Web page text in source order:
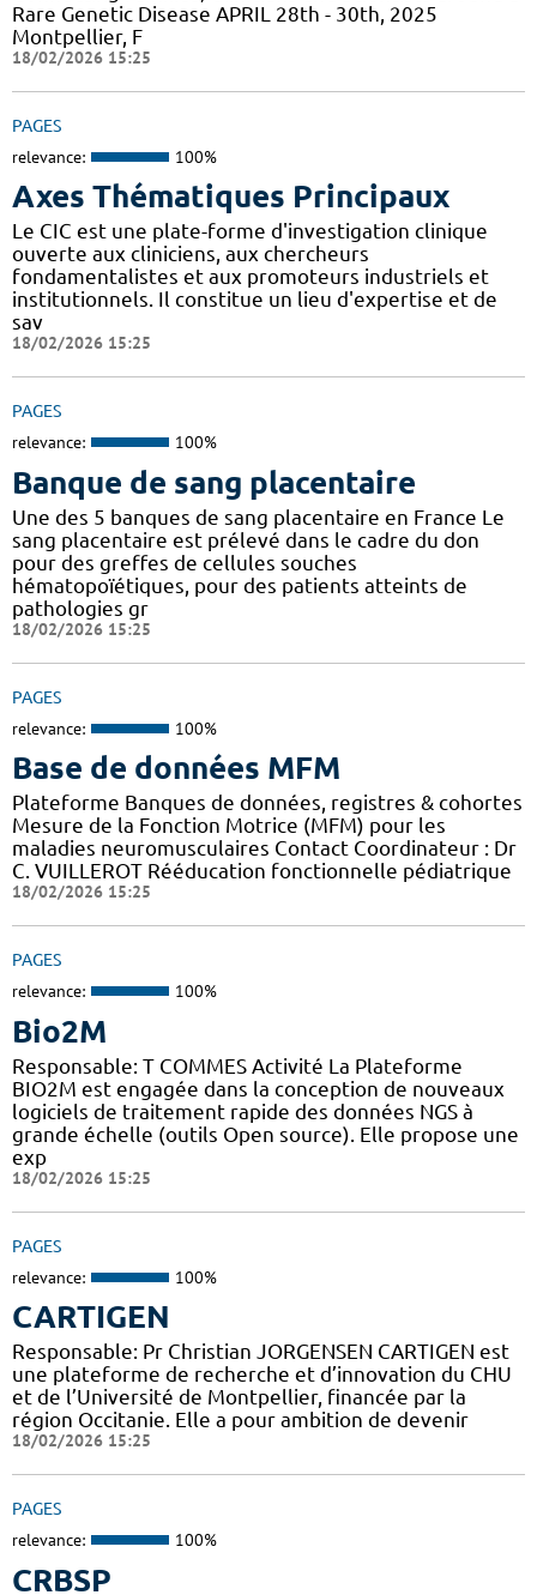
Rare Genetic Disease APRIL 28th - 30th, 2025
Montpellier, F
18/02/2026 15:25
PAGES
relevance: 100%
Axes Thématiques Principaux
Le CIC est une plate-forme d'investigation clinique
ouverte aux cliniciens, aux chercheurs
fondamentalistes et aux promoteurs industriels et
institutionnels. Il constitue un lieu d'expertise et de
sav
18/02/2026 15:25
PAGES
relevance: 100%
Banque de sang placentaire
Une des 5 banques de sang placentaire en France Le
sang placentaire est prélevé dans le cadre du don
pour des greffes de cellules souches
hématopoïétiques, pour des patients atteints de
pathologies gr
18/02/2026 15:25
PAGES
relevance: 100%
Base de données MFM
Plateforme Banques de données, registres & cohortes
Mesure de la Fonction Motrice (MFM) pour les
maladies neuromusculaires Contact Coordinateur : Dr
C. VUILLEROT Rééducation fonctionnelle pédiatrique
18/02/2026 15:25
PAGES
relevance: 100%
Bio2M
Responsable: T COMMES Activité La Plateforme
BIO2M est engagée dans la conception de nouveaux
logiciels de traitement rapide des données NGS à
grande échelle (outils Open source). Elle propose une
exp
18/02/2026 15:25
PAGES
relevance: 100%
CARTIGEN
Responsable: Pr Christian JORGENSEN CARTIGEN est
une plateforme de recherche et d’innovation du CHU
et de l’Université de Montpellier, financée par la
région Occitanie. Elle a pour ambition de devenir
18/02/2026 15:25
PAGES
relevance: 100%
CRBSP